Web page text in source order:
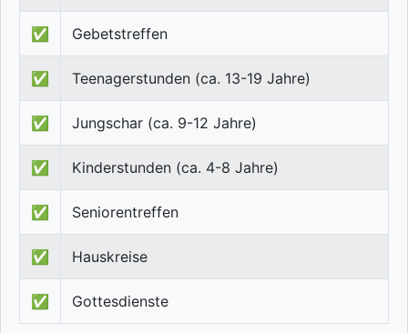
✅ Gebetstreffen
✅ Teenagerstunden (ca. 13-19 Jahre)
✅ Jungschar (ca. 9-12 Jahre)
✅ Kinderstunden (ca. 4-8 Jahre)
✅ Seniorentreffen
✅ Hauskreise
✅ Gottesdienste